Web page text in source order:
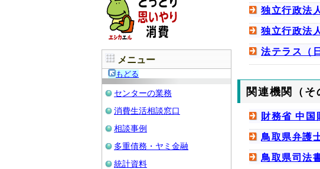
メニュー
もどる
センターの業務
消費生活相談窓口
相談事例
多重債務・ヤミ金融
統計資料
独立行政法
独立行政法
法テラス（
関連機関（そ
財務省 中国
鳥取県弁護
鳥取県司法